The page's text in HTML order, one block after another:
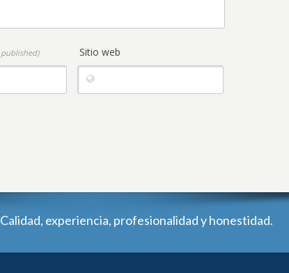
Sitio web
Calidad, experiencia, profesionalidad y honestidad.